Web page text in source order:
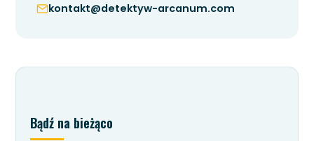
kontakt@detektyw-arcanum.com
Bądź na bieżąco